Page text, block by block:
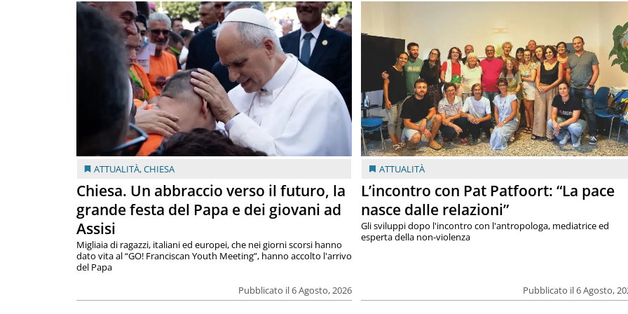
ATTUALITÀ,CHIESA
Chiesa. Un abbraccio verso il futuro, la
grande festa del Papa e dei giovani ad
Assisi
Pubblicato il 6 Agosto, 2026
Migliaia di ragazzi, italiani ed europei, che nei giorni scorsi hanno
dato vita al “GO! Franciscan Youth Meeting”, hanno accolto l'arrivo
del Papa
ATTUALITÀ
L’incontro con Pat Patfoort: “La pace
nasce dalle relazioni”
Pubblicato il 6 Agosto,
Gli sviluppi dopo l'incontro con l'antropologa, mediatrice ed
esperta della non-violenza